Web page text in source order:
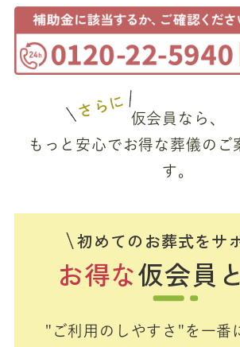
さらに 仮会員なら、
もっと安心でお得な葬儀のご
す。
初めてのお葬式をサ
お得な仮会員
"ご利用のしやすさ"を一番